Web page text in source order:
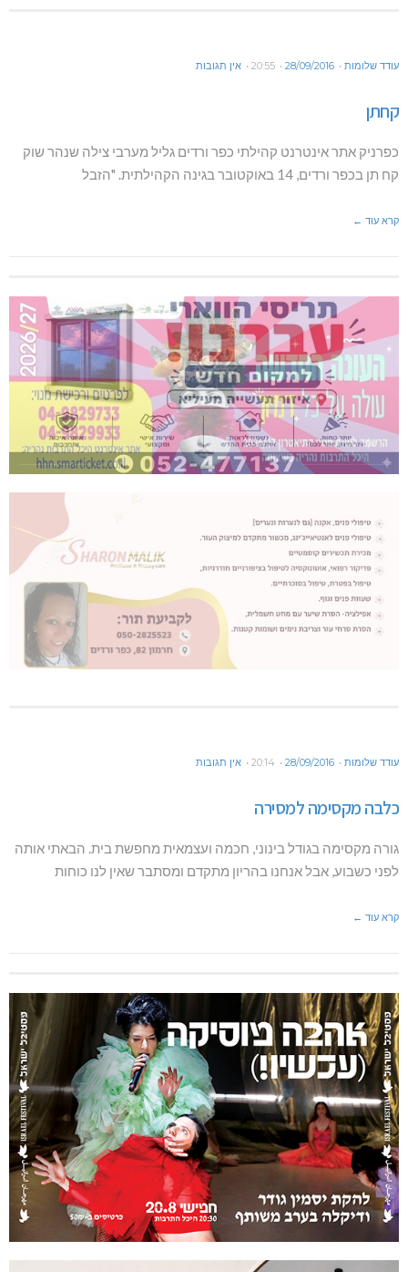
עודד שלומות 28/09/2016
20:55 אין תגובות
קחתן
כפרניק אתר אינטרנט קהילתי כפר ורדים גליל מערבי צילה שנהר שוק
קח תן בכפר ורדים, 14 באוקטובר בגינה הקהילתית. "הזבל
קרא עוד ←
עודד שלומות 28/09/2016
20:14 אין תגובות
כלבה מקסימה למסירה
גורה מקסימה בגודל בינוני, חכמה ועצמאית מחפשת בית. הבאתי אותה
לפני כשבוע, אבל אנחנו בהריון מתקדם ומסתבר שאין לנו כוחות
קרא עוד ←